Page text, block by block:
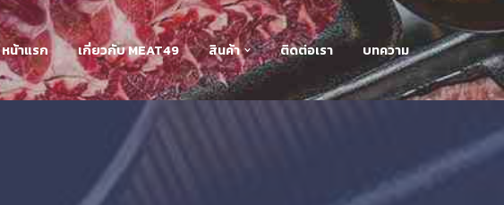
หน้าแรก เกี่ยวกับ MEAT49 สินค้า ติดต่อเรา บทความ